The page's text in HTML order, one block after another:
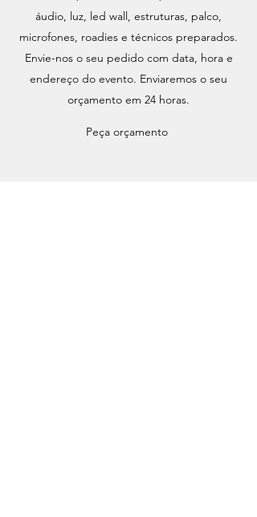
áudio, luz, led wall, estruturas, palco,
microfones, roadies e técnicos preparados.
Envie-nos o seu pedido com data, hora e
endereço do evento. Enviaremos o seu
orçamento em 24 horas.
Peça orçamento